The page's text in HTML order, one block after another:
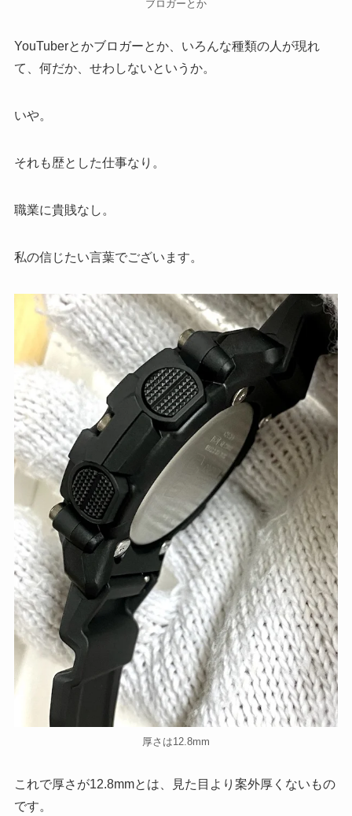
ブロガーとか
YouTuberとかブロガーとか、いろんな種類の人が現れ
て、何だか、せわしないというか。
いや。
それも歴とした仕事なり。
職業に貴賎なし。
私の信じたい言葉でございます。
厚さは12.8mm
これで厚さが12.8mmとは、見た目より案外厚くないもの
です。